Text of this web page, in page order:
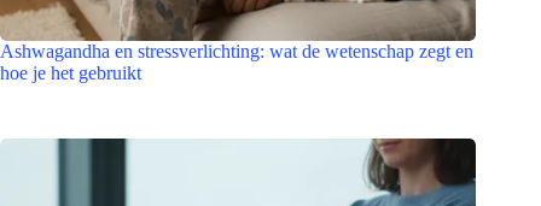
Ashwagandha en stressverlichting: wat de wetenschap zegt en
hoe je het gebruikt